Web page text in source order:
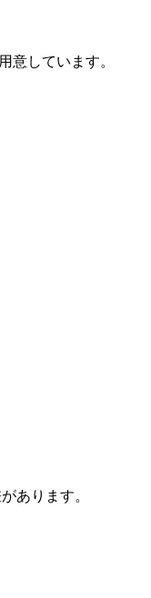
意しています。
あります。